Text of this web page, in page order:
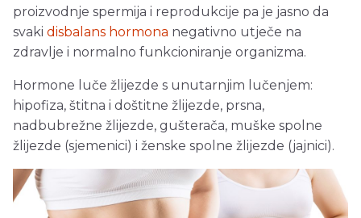
proizvodnje spermija i reprodukcije pa je jasno da
svaki disbalans hormona negativno utječe na
zdravlje i normalno funkcioniranje organizma.
Hormone luče žlijezde s unutarnjim lučenjem:
hipofiza, štitna i doštitne žlijezde, prsna,
nadbubrežne žlijezde, gušterača, muške spolne
žlijezde (sjemenici) i ženske spolne žlijezde (jajnici).